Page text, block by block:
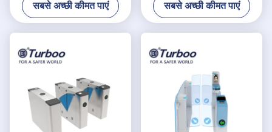
सबसे अच्छी कीमत पाएं सबसे अच्छी कीमत पाएं